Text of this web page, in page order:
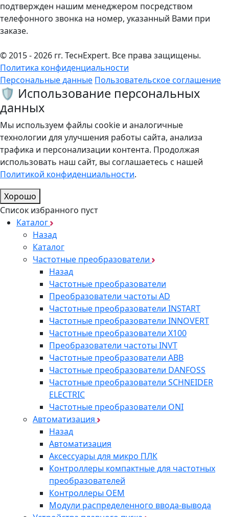
подтвержден нашим менеджером посредством
телефонного звонка на номер, указанный Вами при
заказе.
© 2015 - 2026 гг. ТеcнExpert. Все права защищены.
Политика конфиденциальности
Персональные данные Пользовательское соглашение
🛡️ Использование персональных
данных
Мы используем файлы cookie и аналогичные
технологии для улучшения работы сайта, анализа
трафика и персонализации контента. Продолжая
использовать наш сайт, вы соглашаетесь с нашей
Политикой конфиденциальности.
Хорошо
Список избранного пуст
Каталог
Назад
Каталог
Частотные преобразователи
Назад
Частотные преобразователи
Преобразователи частоты AD
Частотные преобразователи INSTART
Частотные преобразователи INNOVERT
Частотные преобразователи Х100
Преобразователи частоты INVT
Частотные преобразователи ABB
Частотные преобразователи DANFOSS
Частотные преобразователи SCHNEIDER
ELECTRIC
Частотные преобразователи ONI
Автоматизация
Назад
Автоматизация
Аксессуары для микро ПЛК
Контроллеры компактные для частотных
преобразователей
Контроллеры ОЕМ
Модули распределенного ввода-вывода